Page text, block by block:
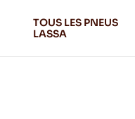
TOUS LES PNEUS
LASSA